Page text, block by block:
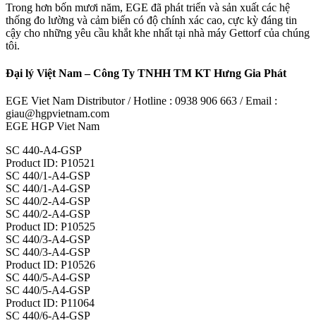
Trong hơn bốn mươi năm, EGE đã phát triển và sản xuất các hệ
thống đo lường và cảm biến có độ chính xác cao, cực kỳ đáng tin
cậy cho những yêu cầu khắt khe nhất tại nhà máy Gettorf của chúng
tôi.
Đại lý Việt Nam – Công Ty TNHH TM KT Hưng Gia Phát
EGE Viet Nam Distributor / Hotline : 0938 906 663 / Email :
giau@hgpvietnam.com
EGE HGP Viet Nam
SC 440-A4-GSP
Product ID: P10521
SC 440/1-A4-GSP
SC 440/1-A4-GSP
SC 440/2-A4-GSP
SC 440/2-A4-GSP
Product ID: P10525
SC 440/3-A4-GSP
SC 440/3-A4-GSP
Product ID: P10526
SC 440/5-A4-GSP
SC 440/5-A4-GSP
Product ID: P11064
SC 440/6-A4-GSP